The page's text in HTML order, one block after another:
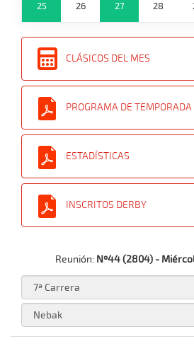
25 26 27 28
CLÁSICOS DEL MES
PROGRAMA DE TEMPORADA
ESTADÍSTICAS
INSCRITOS DERBY
Reunión: Nº44 (2804) -